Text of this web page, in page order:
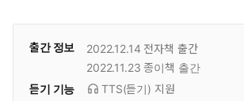
출간 정보 2022.12.14 전자책 출간
2022.11.23 종이책 출간
듣기 기능
TTS(듣기) 지원